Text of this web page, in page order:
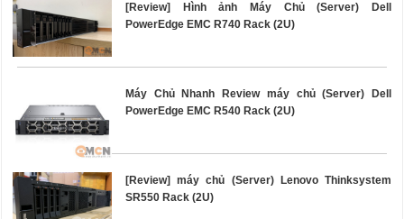
[Review] Hình ảnh Máy Chủ (Server) Dell
PowerEdge EMC R740 Rack (2U)
Máy Chủ Nhanh Review máy chủ (Server) Dell
PowerEdge EMC R540 Rack (2U)
[Review] máy chủ (Server) Lenovo Thinksystem
SR550 Rack (2U)